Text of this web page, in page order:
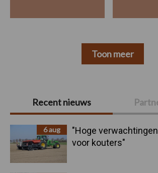
Primaire
Sidebar
Recent nieuws
6 aug
"Hoge
voor kouters"
Toon meer